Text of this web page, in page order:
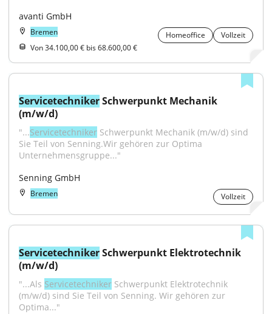
avanti GmbH
Bremen Homeoffice
Vollzeit
Von 34.100,00 € bis 68.600,00 €
Servicetechniker Schwerpunkt Mechanik
(m/w/d)
"...Servicetechniker Schwerpunkt Mechanik (m/w/d) sind
Sie Teil von Senning.Wir gehören zur Optima
Unternehmensgruppe..."
Senning GmbH
Bremen Vollzeit
Servicetechniker Schwerpunkt Elektrotechnik
(m/w/d)
"...Als Servicetechniker Schwerpunkt Elektrotechnik
(m/w/d) sind Sie Teil von Senning. Wir gehören zur
Optima..."